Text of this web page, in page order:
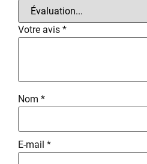
Votre avis *
Nom *
E-mail *